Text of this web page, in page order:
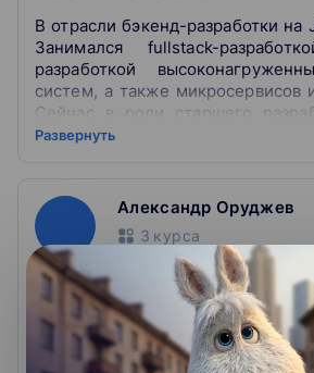
В отрасли бэкенд-разработки на
Занимался fullstack-
разработкой
систем, а также микросервисов
Сейчас в роли старшего
над сервисами платежных
MPP-базами
Clickhouse).Интересы:
NFTОбразование: Master
Science and IT, ЮУрГУ,
Развернуть
Александр Оруджев
3 курса
Senior Software Engineer. В
Долгое время занимался
информационного
нефтяных и газовых скважин.